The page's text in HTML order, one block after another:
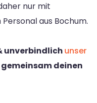
nur mit
aus Bochum.
unverbindlich unser
deinen